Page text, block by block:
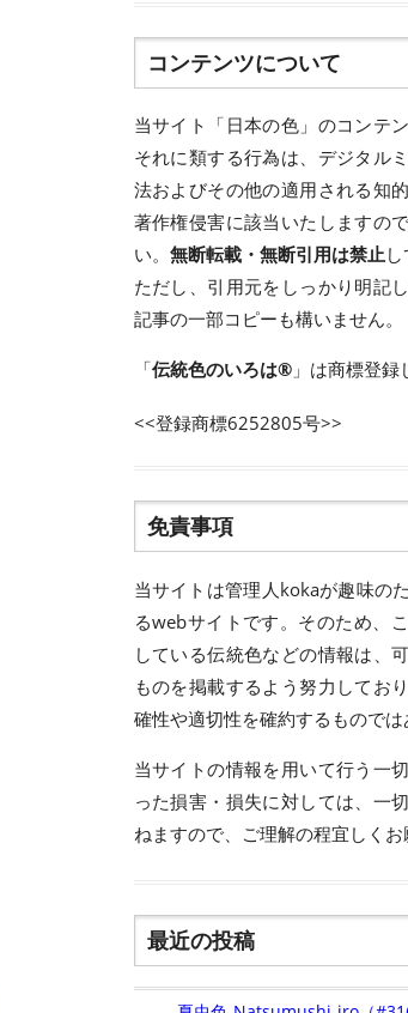
コンテンツについて
当サイト「日本の色」のコンテ
それに類する行為は、デジタル
法およびその他の適用される知
著作権侵害に該当いたしますの
い。 無断転載・無断引用は禁止し
ただし、引用元をしっかり明記
記事の一部コピーも構いません。
「伝統色のいろは®」は商標登録
<<登録商標6252805号>>
免責事項
当サイトは管理人kokaが趣味の
るwebサイトです。そのため、
している伝統色などの情報は、
ものを掲載するよう努力してお
確性や適切性を確約するものでは
当サイトの情報を用いて行う一
った損害・損失に対しては、一
ねますので、ご理解の程宜しくお
最近の投稿